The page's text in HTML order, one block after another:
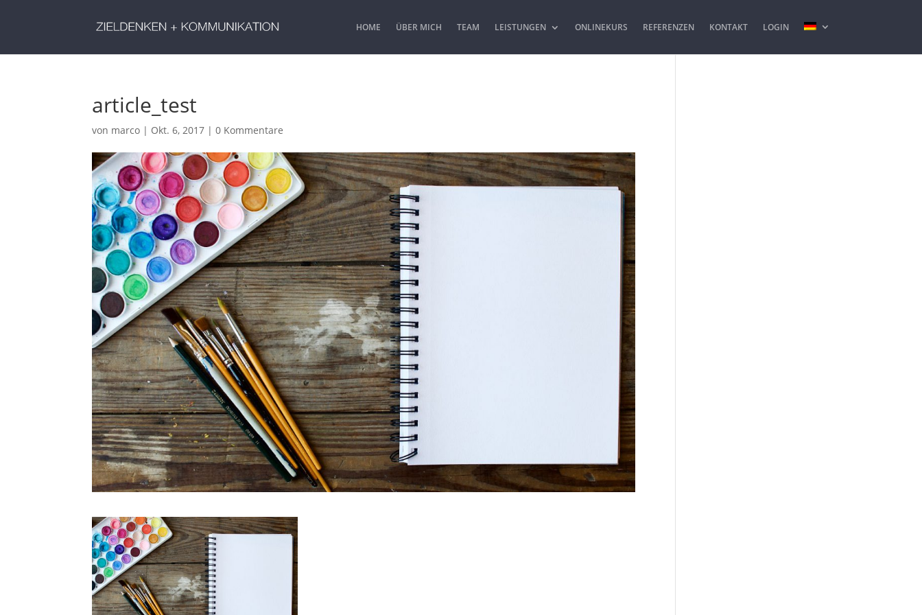
HOME ÜBER MICH TEAM LEISTUNGEN ONLINEKURS REFERENZEN KONTAKT LOGIN
article_test
von marco | Okt. 6, 2017 |0 Kommentare